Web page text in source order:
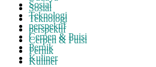
Sosial
Teknologi
perspektif
Cerpen & Puisi
Pernik
Kuliner
Sosial
Teknologi
perspektif
Cerpen & Puisi
Pernik
Kuliner